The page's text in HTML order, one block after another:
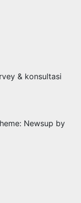
& konsultasi
Newsup by